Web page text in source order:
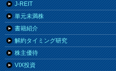
J-REIT
単元未満株
書籍紹介
解約タイミング研究
株主優待
VIX投資